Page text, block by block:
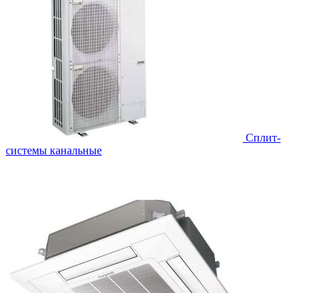
Сплит-
системы канальные